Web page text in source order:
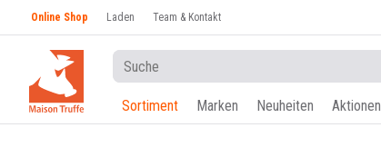
Online Shop Laden Team & Kontakt
Sortiment Marken Neuheiten Aktionen